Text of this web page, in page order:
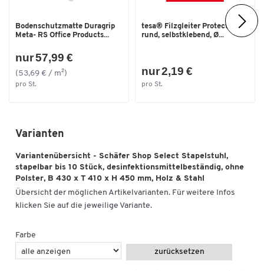
zum Reinigen mit Desinfektionsmitteln geeignet. Wir
empfehlen allerdings, die Verträglichkeit zunächst an einer
weniger sichtbaren Stelle zu überprüfen.
Tiefe [mm] 580
Bodenschutzmatte Duragrip
Meta- RS Office Products...
nur 57,99 €
(53,69 € / m²)
pro St.
tesa® Filzgleiter Protect®,
rund, selbstklebend, Ø...
nur 2,19 €
pro St.
Varianten
Variantenübersicht - Schäfer Shop Select Stapelstuhl,
stapelbar bis 10 Stück, desinfektionsmittelbeständig, ohne
Polster, B 430 x T 410 x H 450 mm, Holz & Stahl
Übersicht der möglichen Artikelvarianten. Für weitere Infos
klicken Sie auf die jeweilige Variante.
Farbe
zurücksetzen